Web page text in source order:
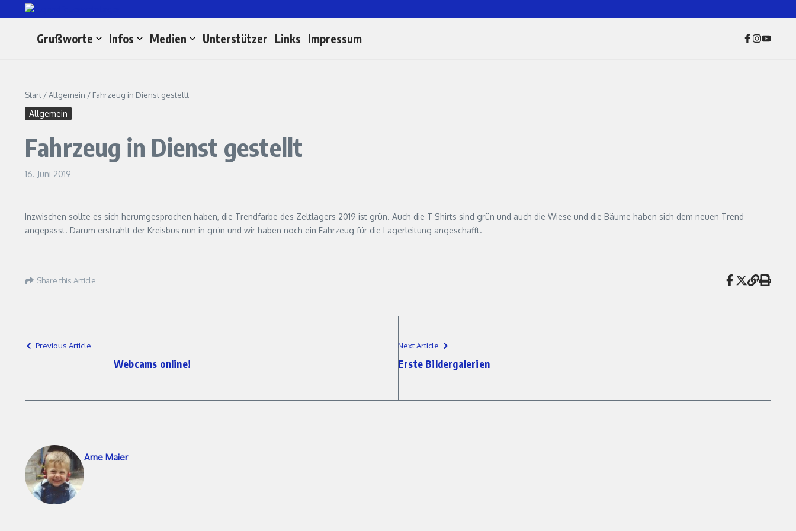
Zum Inhalt springen
Grußworte Infos Medien Unterstützer Links Impressum
Start /Allgemein / Fahrzeug in Dienst gestellt
Allgemein
Fahrzeug in Dienst gestellt
16. Juni 2019
Inzwischen sollte es sich herumgesprochen haben, die Trendfarbe des Zeltlagers 2019 ist grün. Auch die T-Shirts sind grün und auch die Wiese und die Bäume haben sich dem neuen Trend
angepasst. Darum erstrahlt der Kreisbus nun in grün und wir haben noch ein Fahrzeug für die Lagerleitung angeschafft.
Share this Article
Previous Article
Webcams online!
Next Article
Erste Bildergalerien
Arne Maier